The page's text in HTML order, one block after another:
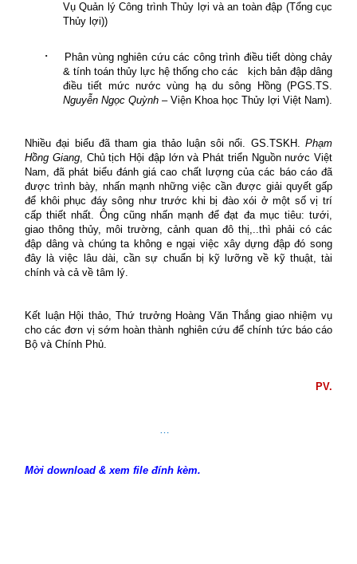
Vụ Quản lý Công trình Thủy lợi và an toàn đập (Tổng cục
Thủy lợi))
·
Phân vùng nghiên cứu các công trình điều tiết dòng chảy
& tính toán thủy lực hệ thống cho các
kịch bản đập dâng
điều tiết mức nước vùng hạ dusông Hồng (PGS.TS.
Nguyễn Ngọc Quỳnh – Viện Khoa học Thủy lợi Việt Nam).
Nhiều đại biểu đã tham gia thảo luận sôi nổi. GS.TSKH.Phạm
Hồng Giang, Chủ tịch Hội đập lớn và Phát triển Nguồn nước Việt
Nam, đã phát biểu đánh giá cao chất lượng của các báo cáo đã
được trình bày, nhấn mạnh những việc cần được giải quyết gấp
để khôi phục đáy sông như trước khi bị đào xói ở một số vị trí
cấp thiết nhất. Ông cũng nhấn mạnh để đạt đa mục tiêu: tưới,
giao thông thủy, môi trường, cảnh quan đô thị,..thì phải có các
đập dâng và chúng ta không e ngại việc xây dựng đập đó song
đây là việc lâu dài, cần sự chuẩn bị kỹ lưỡng về kỹ thuật, tài
chính và cả về tâm lý.
Kết luận Hội thảo, Thứ trưởng Hoàng Văn Thắng giao nhiệm vụ
cho các đơn vị sớm hoàn thành nghiên cứu để chính tức báo cáo
Bộ và Chính Phủ.
PV.
Mời download & xem file đính kèm.